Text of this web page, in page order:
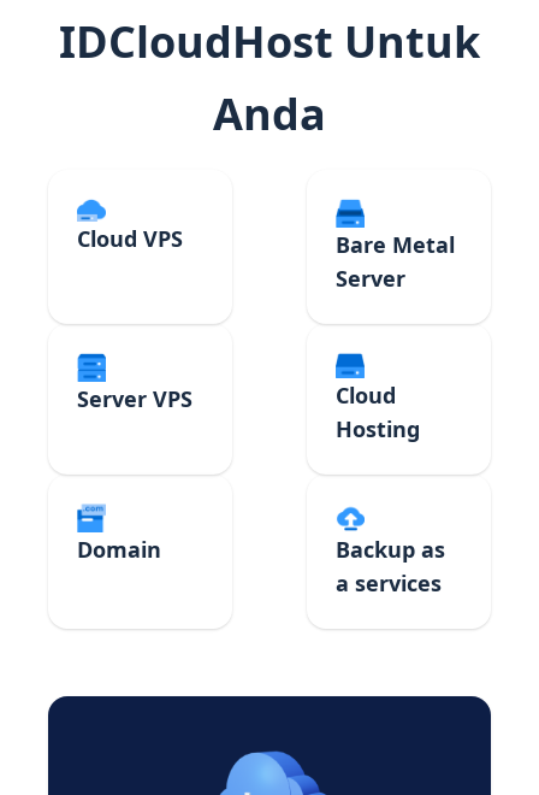
IDCloudHost Untuk
Anda
Cloud VPS
Bare Metal
Server
Server VPS
Cloud
Hosting
Domain
Backup as
a services